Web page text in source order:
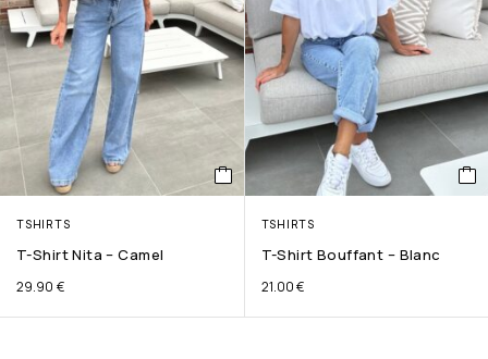
TSHIRTS
T-Shirt Nita – Camel
29.90 €
TSHIRTS
T-Shirt Bouffant – Blanc
21.00€